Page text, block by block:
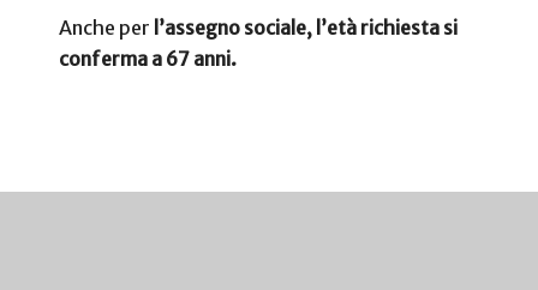
Anche per l’assegno sociale, l’età richiesta si
conferma a 67 anni.